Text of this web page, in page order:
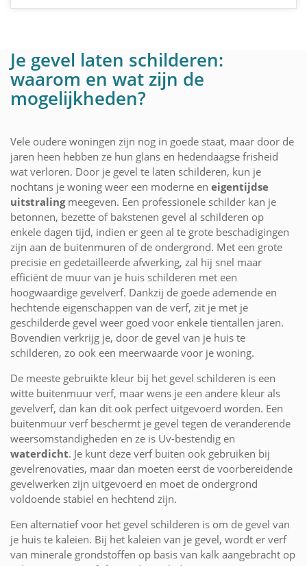
Je gevel laten schilderen:
waarom en wat zijn de
mogelijkheden?
Vele oudere woningen zijn nog in goede staat, maar door de
jaren heen hebben ze hun glans en hedendaagse frisheid
wat verloren. Door je gevel te laten schilderen, kun je
nochtans je woning weer een moderne en eigentijdse
uitstralingmeegeven. Een professionele schilder kan je
betonnen, bezette of bakstenen gevel al schilderen op
enkele dagen tijd, indien er geen al te grote beschadigingen
zijn aan de buitenmuren of de ondergrond. Met een grote
precisie en gedetailleerde afwerking, zal hij snel maar
efficiënt de muur van je huis schilderen met een
hoogwaardige gevelverf. Dankzij de goede ademende en
hechtende eigenschappen van de verf, zit je met je
geschilderde gevel weer goed voor enkele tientallen jaren.
Bovendien verkrijg je, door de gevel van je huis te
schilderen, zo ook een meerwaarde voor je woning.
De meeste gebruikte kleur bij het gevel schilderen is een
witte buitenmuur verf, maar wens je een andere kleur als
gevelverf, dan kan dit ook perfect uitgevoerd worden. Een
buitenmuur verf beschermt je gevel tegen de veranderende
weersomstandigheden en ze is Uv-bestendig en
waterdicht. Je kunt deze verf buiten ook gebruiken bij
gevelrenovaties, maar dan moeten eerst de voorbereidende
gevelwerken zijn uitgevoerd en moet de ondergrond
voldoende stabiel en hechtend zijn.
Een alternatief voor het gevel schilderen is om de gevel van
je huis te kaleien. Bij het kaleien van je gevel, wordt er verf
van minerale grondstoffen op basis van kalk aangebracht op